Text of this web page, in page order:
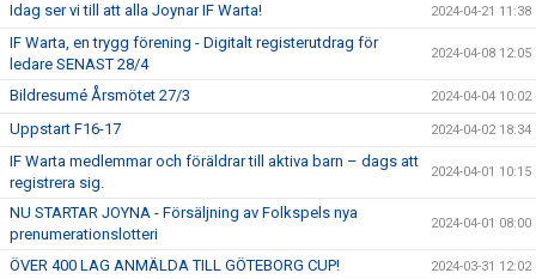
Idag ser vi till att alla Joynar IF Warta! 2024-04-21 11:38
IF Warta, en trygg förening - Digitalt registerutdrag för
ledare SENAST 28/4
2024-04-08 12:05
Bildresumé Årsmötet 27/3 2024-04-04 10:02
Uppstart F16-17 2024-04-02 18:34
IF Warta medlemmar och föräldrar till aktiva barn – dags att
registrera sig.
2024-04-01 10:15
NU STARTAR JOYNA - Försäljning av Folkspels nya
prenumerationslotteri
2024-04-01 08:00
ÖVER 400 LAG ANMÄLDA TILL GÖTEBORG CUP! 2024-03-31 12:02